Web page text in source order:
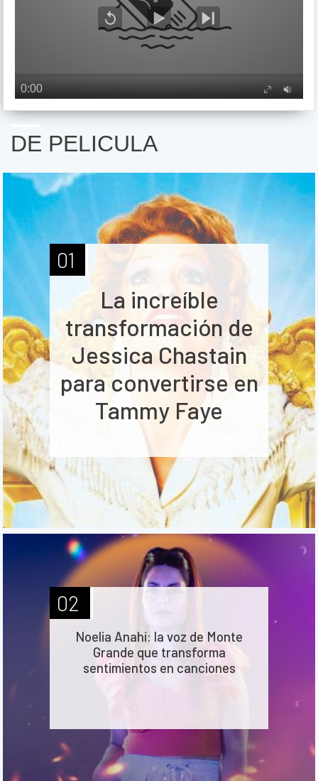
DE PELICULA
01
La increíble
transformación de
Jessica Chastain
para convertirse en
Tammy Faye
02
Noelia Anahí: la voz de Monte
Grande que transforma
sentimientos en canciones